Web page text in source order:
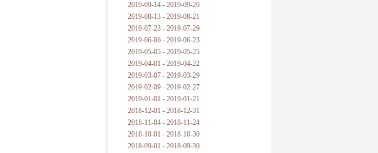
2019-09-14 - 2019-09-26
2019-08-13 - 2019-08-21
2019-07-23 - 2019-07-29
2019-06-06 - 2019-06-23
2019-05-05 - 2019-05-25
2019-04-01 - 2019-04-22
2019-03-07 - 2019-03-29
2019-02-09 - 2019-02-27
2019-01-01 - 2019-01-21
2018-12-01 - 2018-12-31
2018-11-04 - 2018-11-24
2018-10-01 - 2018-10-30
2018-09-01 - 2018-09-30